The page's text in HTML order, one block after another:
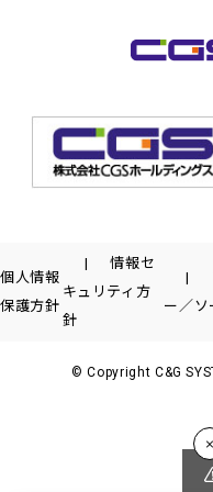
個人情報
保護方針
情報セ
キュリティ方
針
ー／ソ
© Copyright C&G